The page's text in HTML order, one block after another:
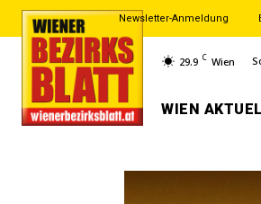
Newsletter-Anmeldung
29.9 C Wien
WIEN